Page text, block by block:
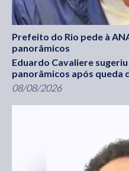
Prefeito do Rio pede à
panorâmicos
Eduardo Cavaliere
panorâmicos após queda
08/08/2026